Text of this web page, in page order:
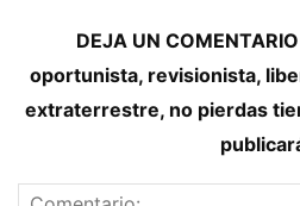
DEJA UN
oportunista, revisionista,
extraterrestre, no pierdas